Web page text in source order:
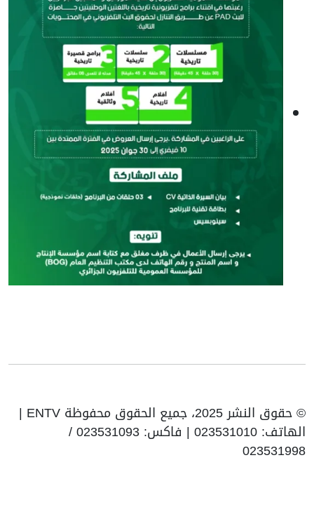
© حقوق النشر 2025، جميع الحقوق محفوظة ENTV |
الهاتف: 023531010 | فاكس: 023531093 /
023531998